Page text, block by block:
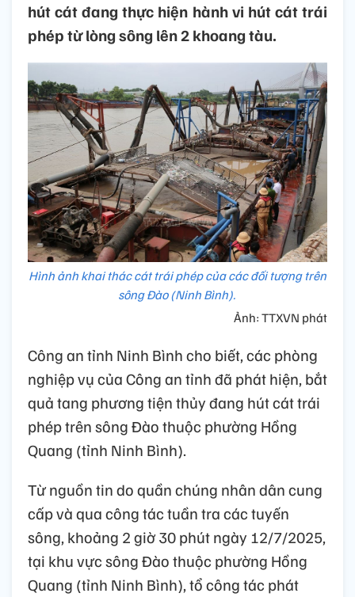
hút cát đang thực hiện hành vi hút cát trái
phép từ lòng sông lên 2 khoang tàu.
Hình ảnh khai thác cát trái phép của các đối tượng trên
sông Đào (Ninh Bình).
Ảnh: TTXVN phát
Công an tỉnh Ninh Bình cho biết, các phòng
nghiệp vụ của Công an tỉnh đã phát hiện, bắt
quả tang phương tiện thủy đang hút cát trái
phép trên sông Đào thuộc phường Hồng
Quang (tỉnh Ninh Bình).
Từ nguồn tin do quần chúng nhân dân cung
cấp và qua công tác tuần tra các tuyến
sông, khoảng 2 giờ 30 phút ngày 12/7/2025,
tại khu vực sông Đào thuộc phường Hồng
Quang (tỉnh Ninh Bình), tổ công tác phát